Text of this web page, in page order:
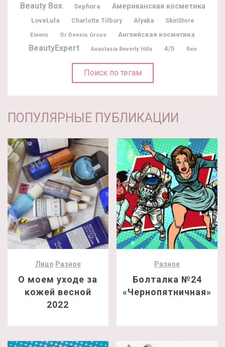
Beauty Box Sephora Американская косметика
LoveLula Charlotte Tilbury Alyaka
SkinStore
Elemis
Dr Dennis Gross Английская косметика
BeautyExpert Anastasia Beverly Hills 4/5 Ren
Поиск по тегам
ПОПУЛЯРНЫЕ ПУБЛИКАЦИИ
Лицо Разное
О моем уходе за
кожей весной
2022
Разное
Болталка №24
«Чернопятничная»